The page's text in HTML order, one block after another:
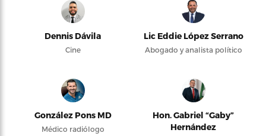
Dennis Dávila
Cine
Lic Eddie López Serrano
Abogado y analista político
González Pons MD
Médico radiólogo
Hon. Gabriel “Gaby”
Hernández